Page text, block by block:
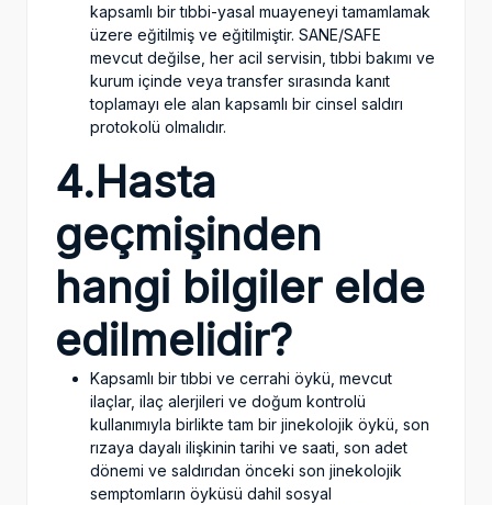
kapsamlı bir tıbbi-yasal muayeneyi tamamlamak
üzere eğitilmiş ve eğitilmiştir. SANE/SAFE
mevcut değilse, her acil servisin, tıbbi bakımı ve
kurum içinde veya transfer sırasında kanıt
toplamayı ele alan kapsamlı bir cinsel saldırı
protokolü olmalıdır.
4.Hasta
geçmişinden
hangi bilgiler elde
edilmelidir?
Kapsamlı bir tıbbi ve cerrahi öykü, mevcut
ilaçlar, ilaç alerjileri ve doğum kontrolü
kullanımıyla birlikte tam bir jinekolojik öykü, son
rızaya dayalı ilişkinin tarihi ve saati, son adet
dönemi ve saldırıdan önceki son jinekolojik
semptomların öyküsü dahil sosyal